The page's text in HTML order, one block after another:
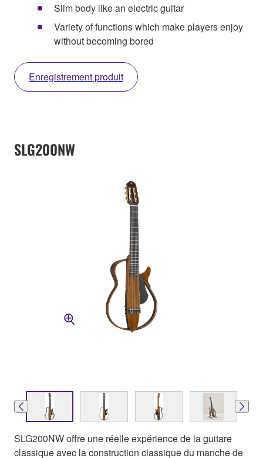
Slim body like an electric guitar
Variety of functions which make players enjoy
without becoming bored
Enregistrement produit
SLG200NW
SLG200NW offre une réelle expérience de la guitare
classique avec la construction classique du manche de